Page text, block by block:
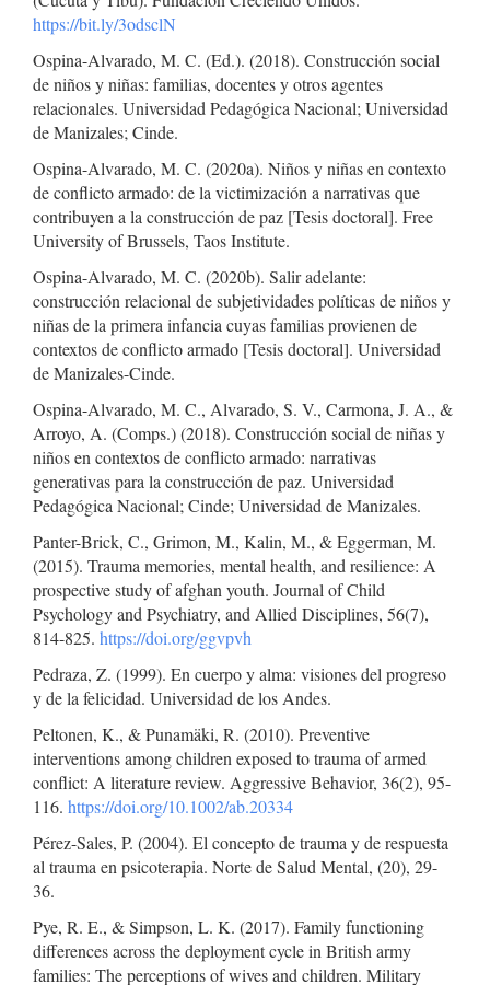
https://bit.ly/3odsclN
Ospina-Alvarado, M. C. (Ed.). (2018). Construcción social
de niños y niñas: familias, docentes y otros agentes
relacionales. Universidad Pedagógica Nacional; Universidad
de Manizales; Cinde.
Ospina-Alvarado, M. C. (2020a). Niños y niñas en contexto
de conflicto armado: de la victimización a narrativas que
contribuyen a la construcción de paz [Tesis doctoral]. Free
University of Brussels, Taos Institute.
Ospina-Alvarado, M. C. (2020b). Salir adelante:
construcción relacional de subjetividades políticas de niños y
niñas de la primera infancia cuyas familias provienen de
contextos de conflicto armado [Tesis doctoral]. Universidad
de Manizales-Cinde.
Ospina-Alvarado, M. C., Alvarado, S. V., Carmona, J. A., &
Arroyo, A. (Comps.) (2018). Construcción social de niñas y
niños en contextos de conflicto armado: narrativas
generativas para la construcción de paz. Universidad
Pedagógica Nacional; Cinde; Universidad de Manizales.
Panter-Brick, C., Grimon, M., Kalin, M., & Eggerman, M.
(2015). Trauma memories, mental health, and resilience: A
prospective study of afghan youth. Journal of Child
Psychology and Psychiatry, and Allied Disciplines, 56(7),
814-825. https://doi.org/ggvpvh
Pedraza, Z. (1999). En cuerpo y alma: visiones del progreso
y de la felicidad. Universidad de los Andes.
Peltonen, K., & Punamäki, R. (2010). Preventive
interventions among children exposed to trauma of armed
conflict: A literature review. Aggressive Behavior, 36(2), 95-
116. https://doi.org/10.1002/ab.20334
Pérez-Sales, P. (2004). El concepto de trauma y de respuesta
al trauma en psicoterapia. Norte de Salud Mental, (20), 29-
36.
Pye, R. E., & Simpson, L. K. (2017). Family functioning
differences across the deployment cycle in British army
families: The perceptions of wives and children. Military